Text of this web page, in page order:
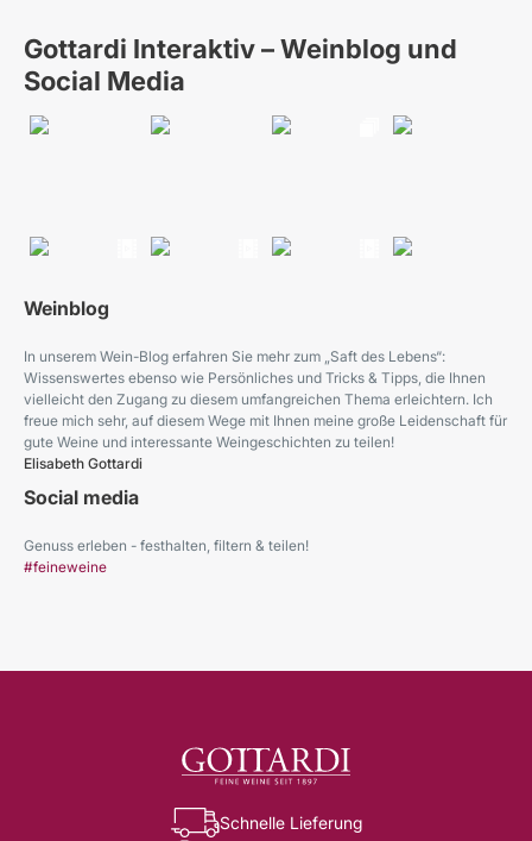
Gottardi Interaktiv – Weinblog und
Social Media
Weinblog
In unserem Wein-Blog erfahren Sie mehr zum „Saft des Lebens“:
Wissenswertes ebenso wie Persönliches und Tricks & Tipps, die Ihnen
vielleicht den Zugang zu diesem umfangreichen Thema erleichtern. Ich
freue mich sehr, auf diesem Wege mit Ihnen meine große Leidenschaft für
gute Weine und interessante Weingeschichten zu teilen!
Elisabeth Gottardi
Social media
Genuss erleben - festhalten, filtern & teilen!
#feineweine
Schnelle Lieferung